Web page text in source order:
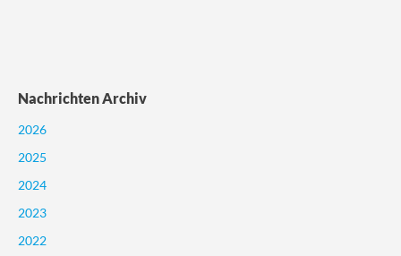
Nachrichten Archiv
2026
2025
2024
2023
2022